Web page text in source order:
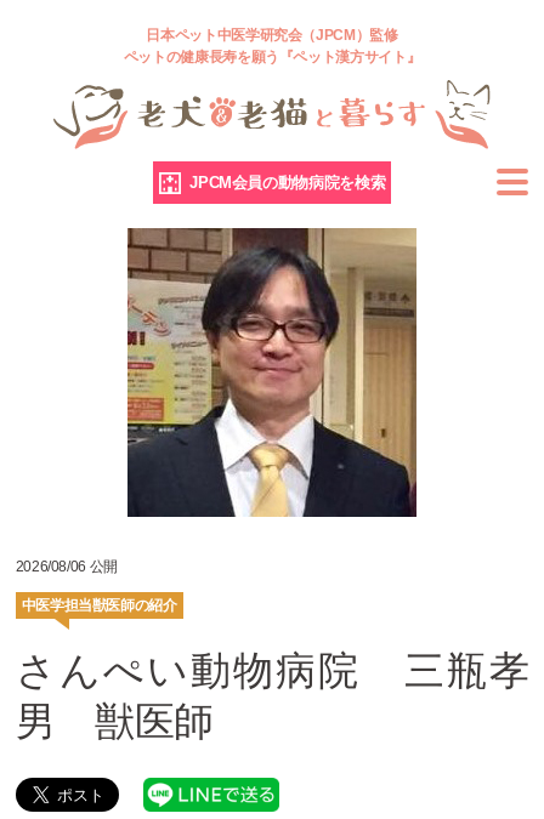
日本ペット中医学研究会（JPCM）監修
ペットの健康長寿を願う『ペット漢方サイト』
JPCM会員の動物病院を検索
2026/08/06 公開
中医学担当獣医師の紹介
さんぺい動物病院 三瓶孝
男 獣医師